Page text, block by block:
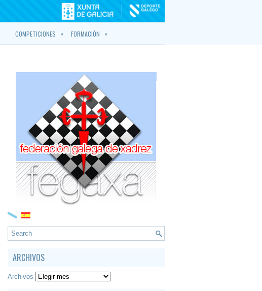
COMPETICIONES » FORMACIÓN »
ARCHIVOS
Archivos